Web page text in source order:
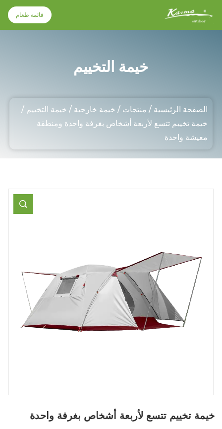
قائمة طعام
منتجات
خيمة التخييم
الصفحة الرئيسية / منتجات / خيمة خارجية / خيمة التخييم /
خيمة تخييم تتسع لأربعة أشخاص بغرفة واحدة ومنطقة
معيشة واحدة
خيمة تخييم تتسع لأربعة أشخاص بغرفة واحدة